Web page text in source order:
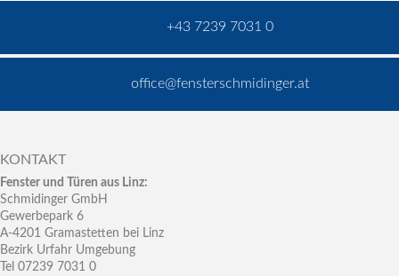
+43 7239 7031 0
office@fensterschmidinger.at
KONTAKT
Fenster und Türen aus Linz:
Schmidinger GmbH
Gewerbepark 6
A-4201 Gramastetten bei Linz
Bezirk Urfahr Umgebung
Tel 07239 7031 0